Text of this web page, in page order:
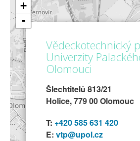
Vědeckotechnický
Univerzity
Olomouci
Šlechtitelů 813/21
Holice, 779 00 Olomouc
T: +420 585 631 420
E: vtp@upol.cz
+
-